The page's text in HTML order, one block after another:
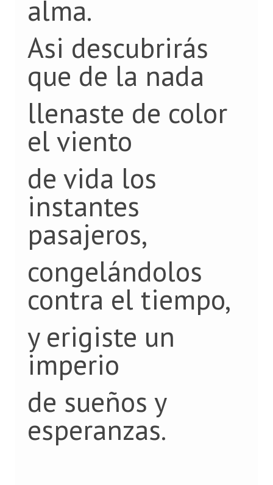
alma.
Asi descubrirás
que de la nada
llenaste de color
el viento
de vida los
instantes
pasajeros,
congelándolos
contra el tiempo,
y erigiste un
imperio
de sueños y
esperanzas.